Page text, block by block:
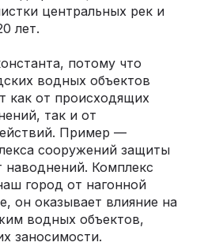
центральных рек и
лет.
потому что
водных объектов
как от происходящих
так и от
Пример —
сооружений защиты
наводнений. Комплекс
город от нагонной
он оказывает влияние на
водных объектов,
заносимости.